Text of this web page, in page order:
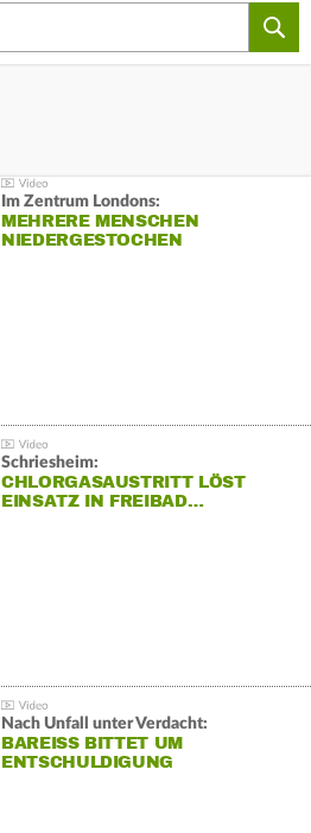
Im Zentrum Londons:
MEHRERE MENSCHEN
NIEDERGESTOCHEN
Schriesheim:
CHLORGASAUSTRITT LÖST
EINSATZ IN FREIBAD…
Nach Unfall unter Verdacht:
BAREISS BITTET UM E
NTSCHULDIGUNG